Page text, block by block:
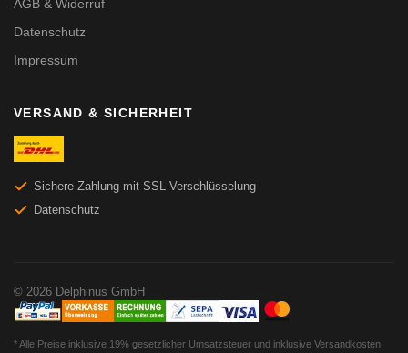
AGB & Widerruf
Datenschutz
Impressum
VERSAND & SICHERHEIT
Sichere Zahlung mit SSL-Verschlüsselung
Datenschutz
© 2026 Delphinus GmbH
* Alle Preise inklusive 19% gesetzlicher Umsatzsteuer und inklusive Versandkosten